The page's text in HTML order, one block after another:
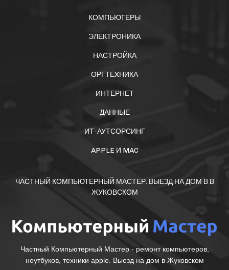
КОМПЬЮТЕРЫ
ЭЛЕКТРОНИКА
НАСТРОЙКА
ОРГТЕXНИКА
ИНТЕРНЕТ
ДАННЫЕ
ИТ-АУТСОРСИНГ
APPLE И MAC
ЧАСТНЫЙ КОМПЬЮТЕРНЫЙ МАСТЕР. ВЫЕЗД НА ДОМ В В
ЖУКОВСКОМ
Частный Компьютерный Мастер - ремонт компьютеров,
ноутбуков, техники apple. Выезд на дом в Жуковском